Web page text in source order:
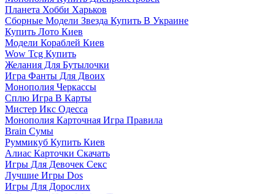
Планета Хобби Харьков
Сборные Модели Звезда Купить В Украине
Купить Лото Киев
Модели Кораблей Киев
Wow Tcg Купить
Желания Для Бутылочки
Игра Фанты Для Двоих
Монополия Черкассы
Сплю Игра В Карты
Мистер Икс Одесса
Монополия Карточная Игра Правила
Brain Сумы
Руммикуб Купить Киев
Алиас Карточки Скачать
Игры Для Девочек Секс
Лучшие Игры Dos
Игры Для Дорослих